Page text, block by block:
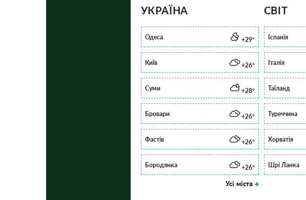
УКРАЇНА
Одеса +29°
Київ +26°
Суми +28°
Бровари +26°
Фастів +26°
Бородянка +26°
Усі міста
СВІТ
Іспанія
Італія
Таїланд
Туреччина
Хорватія
Шрі Ланка